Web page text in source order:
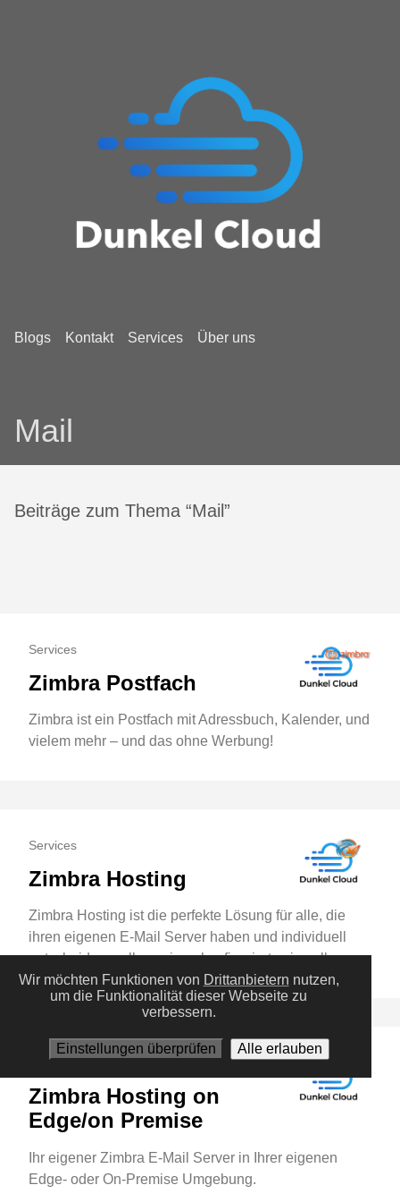
Wir möchten Funktionen von Drittanbietern nutzen,
um die Funktionalität dieser Webseite zu
verbessern.
Einstellungen überprüfen Alle erlauben
Blogs Kontakt Services Über uns
Mail
Beiträge zum Thema “Mail”
Services
Zimbra Postfach
Zimbra ist ein Postfach mit Adressbuch, Kalender, und
vielem mehr – und das ohne Werbung!
Services
Zimbra Hosting
Zimbra Hosting ist die perfekte Lösung für alle, die
ihren eigenen E-Mail Server haben und individuell
entscheiden wollen, wie er konfiguriert sein soll.
Services
Zimbra Hosting on
Edge/on Premise
Ihr eigener Zimbra E-Mail Server in Ihrer eigenen
Edge- oder On-Premise Umgebung.